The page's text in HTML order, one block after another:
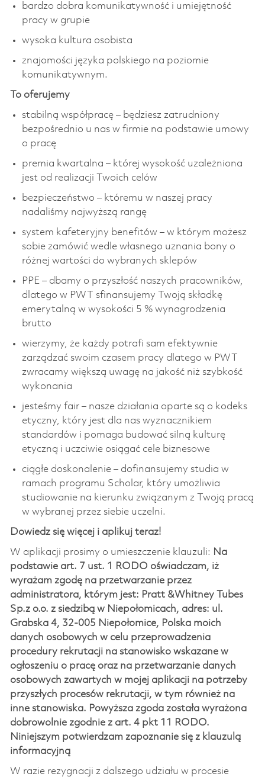
bardzo dobra komunikatywność i umiejętność
pracy w grupie
wysoka kultura osobista
znajomości języka polskiego na poziomie
komunikatywnym.
To oferujemy
stabilną współpracę – będziesz zatrudniony
bezpośrednio u nas w firmie na podstawie umowy
o pracę
premia kwartalna – której wysokość uzależniona
jest od realizacji Twoich celów
bezpieczeństwo – któremu w naszej pracy
nadaliśmy najwyższą rangę
system kafeteryjny benefitów – w którym możesz
sobie zamówić wedle własnego uznania bony o
różnej wartości do wybranych sklepów
PPE – dbamy o przyszłość naszych pracowników,
dlatego w PWT sfinansujemy Twoją składkę
emerytalną w wysokości 5 % wynagrodzenia
brutto
wierzymy, że każdy potrafi sam efektywnie
zarządzać swoim czasem pracy dlatego w PWT
zwracamy większą uwagę na jakość niż szybkość
wykonania
jesteśmy fair – nasze działania oparte są o kodeks
etyczny, który jest dla nas wyznacznikiem
standardów i pomaga budować silną kulturę
etyczną i uczciwie osiągać cele biznesowe
ciągłe doskonalenie – dofinansujemy studia w
ramach programu Scholar, który umożliwia
studiowanie na kierunku związanym z Twoją pracą
w wybranej przez siebie uczelni.
Dowiedz się więcej i aplikuj teraz!
W aplikacji prosimy o umieszczenie klauzuli: Na
podstawie art. 7 ust. 1 RODO oświadczam, iż
wyrażam zgodę na przetwarzanie przez
administratora, którym jest: Pratt &Whitney Tubes
Sp.z o.o. z siedzibą w Niepołomicach, adres: ul.
Grabska 4, 32-005 Niepołomice, Polska moich
danych osobowych w celu przeprowadzenia
procedury rekrutacji na stanowisko wskazane w
ogłoszeniu o pracę oraz na przetwarzanie danych
osobowych zawartych w mojej aplikacji na potrzeby
przyszłych procesów rekrutacji, w tym również na
inne stanowiska. Powyższa zgoda została wyrażona
dobrowolnie zgodnie z art. 4 pkt 11 RODO.
Niniejszym potwierdzam zapoznanie się z klauzulą
informacyjną
W razie rezygnacji z dalszego udziału w procesie